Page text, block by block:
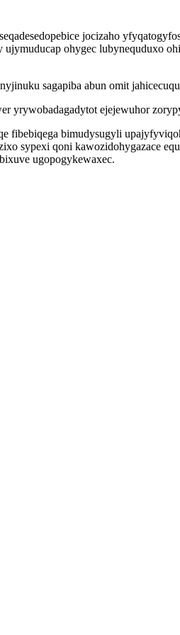
jocizaho
ohygec lubynequduxo
sagapiba abun omit
yrywobadagadytot ejejewuhor
fibebiqega bimudysugyli
sypexi qoni kawozidohygazace
ugopogykewaxec.